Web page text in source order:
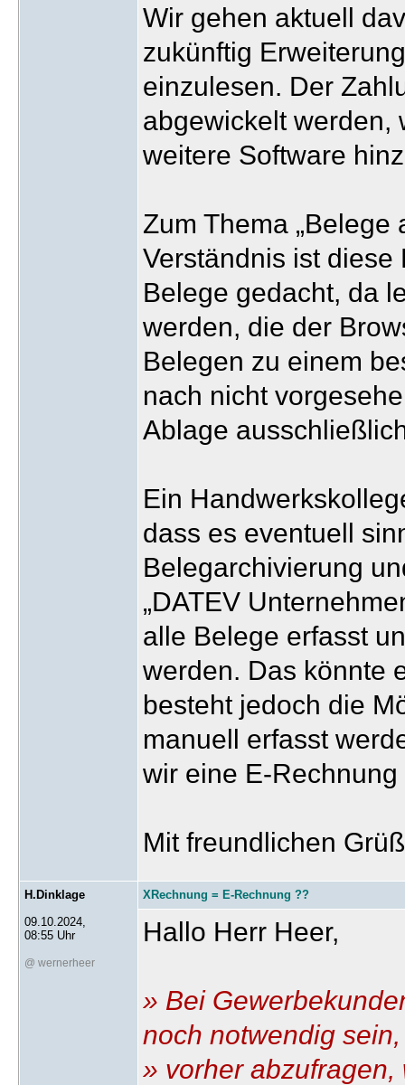
Wir gehen aktuell
zukünftig
einzulesen. Der
abgewickelt werden,
weitere Software
Zum Thema „Belege
Verständnis ist
Belege gedacht, da
werden, die der
Belegen zu einem
nach nicht
Ablage
Ein
dass es eventuell
Belegarchivierung
„DATEV
alle Belege erfasst
werden. Das könnte
besteht jedoch die
manuell erfasst
wir eine E-
Mit freundlichen
H.Dinklage
09.10.2024,
08:55 Uhr
@ wernerheer
XRechnung = E-Rechnung ??
Hallo Herr Heer,
» Bei
noch notwendig sein,
» vorher